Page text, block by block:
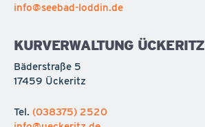
info@seebad-loddin.de
KURVERWALTUNG ÜCKERITZ
Bäderstraße 5
17459 Ückeritz
Tel. (038375) 2520